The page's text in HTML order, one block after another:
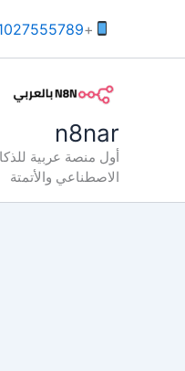
المحتوى
+
n8nar
أول منصة عربية
الاصطناعي والأتمتة